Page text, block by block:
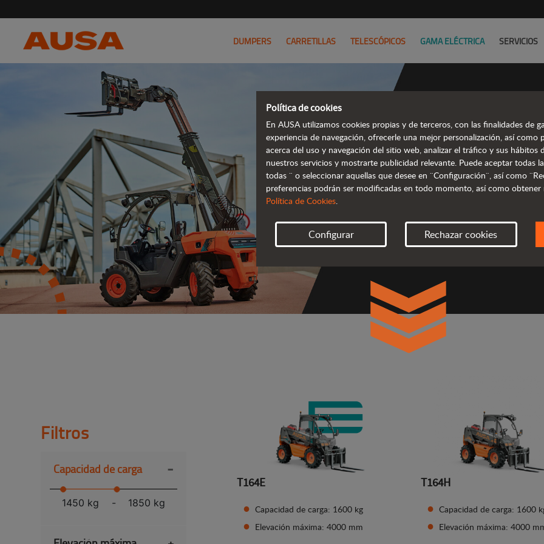
DUMPERS CARRETILLAS TELESCÓPICOS GAMA ELÉCTRICA SERVICIOS
compactos y
Filtros
Capacidad de carga -
1450 kg - 1850 kg
T164E
Capacidad de carga: 1600 kg
Elevación máxima: 4000 mm
T164H
Capacidad de carga: 1600
Elevación máxima: 4000
Política de cookies
En AUSA utilizamos cookies propias y de terceros, con las finalidades de
experiencia de navegación, ofrecerle una mejor personalización, así como
acerca del uso y navegación del sitio web, analizar el tráfico y sus hábitos
nuestros servicios y mostrarte publicidad relevante. Puede aceptar todas
todas ¨ o seleccionar aquellas que desee en ¨Configuración¨, así como
preferencias podrán ser modificadas en todo momento, así como
Política de Cookies.
Configurar Rechazar cookies